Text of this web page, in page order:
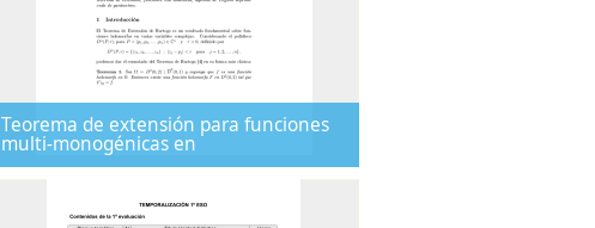
Teorema de extensión para funciones
multi-monogénicas en